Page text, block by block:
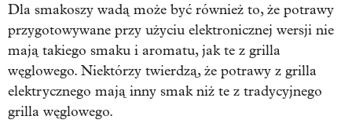
Dla smakoszy wadą może być również to, że potrawy
przygotowywane przy użyciu elektronicznej wersji nie
mają takiego smaku i aromatu, jak te z grilla
węglowego. Niektórzy twierdzą, że potrawy z grilla
elektrycznego mają inny smak niż te z tradycyjnego
grilla węglowego.